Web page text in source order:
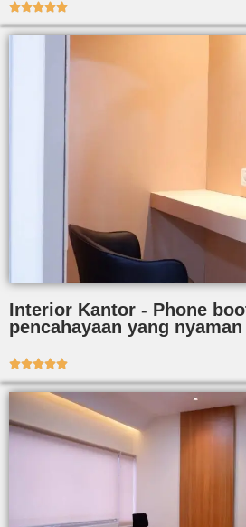

Interior Kantor - Phone
pencahayaan yang
